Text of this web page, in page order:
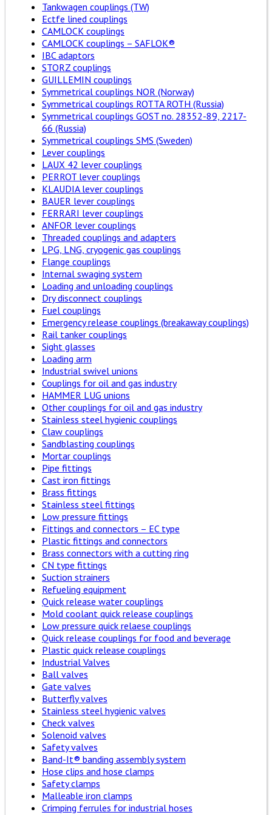
Tankwagen couplings (TW)
Ectfe lined couplings
CAMLOCK couplings
CAMLOCK couplings – SAFLOK®
IBC adaptors
STORZ couplings
GUILLEMIN couplings
Symmetrical couplings NOR (Norway)
Symmetrical couplings ROTTA ROTH (Russia)
Symmetrical couplings GOST no. 28352-89, 2217-
66 (Russia)
Symmetrical couplings SMS (Sweden)
Lever couplings
LAUX 42 lever couplings
PERROT lever couplings
KLAUDIA lever couplings
BAUER lever couplings
FERRARI lever couplings
ANFOR lever couplings
Threaded couplings and adapters
LPG, LNG, cryogenic gas couplings
Flange couplings
Internal swaging system
Loading and unloading couplings
Dry disconnect couplings
Fuel couplings
Emergency release couplings (breakaway couplings)
Rail tanker couplings
Sight glasses
Loading arm
Industrial swivel unions
Couplings for oil and gas industry
HAMMER LUG unions
Other couplings for oil and gas industry
Stainless steel hygienic couplings
Claw couplings
Sandblasting couplings
Mortar couplings
Pipe fittings
Cast iron fittings
Brass fittings
Stainless steel fittings
Low pressure fittings
Fittings and connectors – EC type
Plastic fittings and connectors
Brass connectors with a cutting ring
CN type fittings
Suction strainers
Refueling equipment
Quick release water couplings
Mold coolant quick release couplings
Low pressure quick relaese couplings
Quick release couplings for food and beverage
Plastic quick release couplings
Industrial Valves
Ball valves
Gate valves
Butterfly valves
Stainless steel hygienic valves
Check valves
Solenoid valves
Safety valves
Band-It® banding assembly system
Hose clips and hose clamps
Safety clamps
Malleable iron clamps
Crimping ferrules for industrial hoses